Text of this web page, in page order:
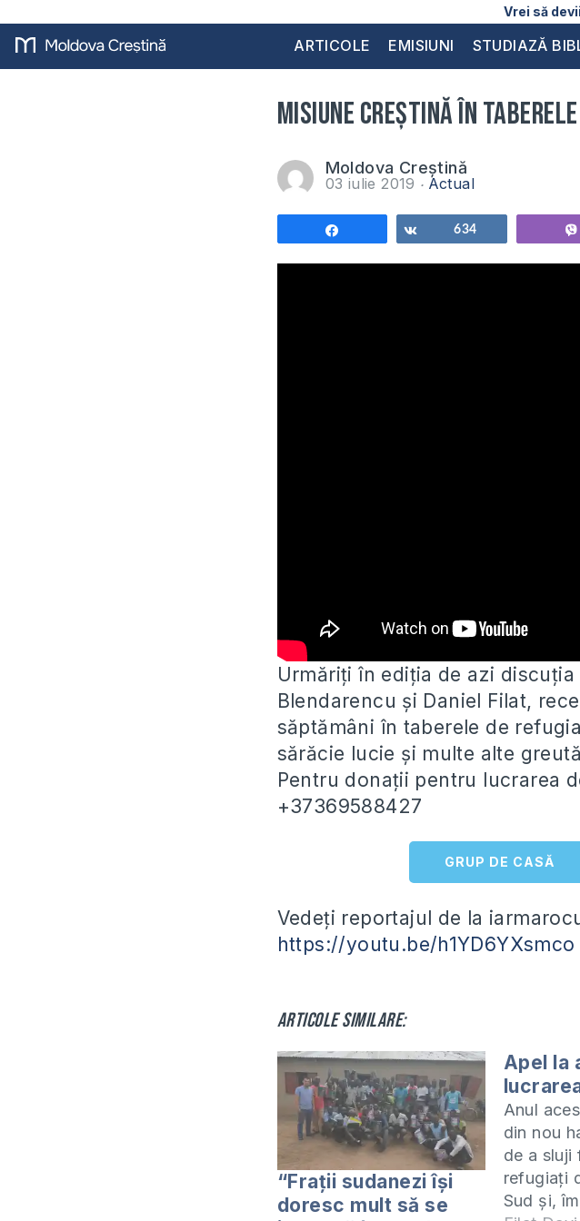
Vrei să
ARTICOLE EMISIUNI STUDIAZĂ
Misiune creștină în
Moldova Creștină
03 iulie 2019 Actual
Share634
Urmăriți în ediția de azi
Blendarencu și Daniel Filat,
săptămâni în taberele de
sărăcie lucie și multe alte
Pentru donații pentru lucrarea
+37369588427
GRUP DE CASĂ
Vedeți reportajul de la
https://youtu.be/h1YD6YXsmco
Articole similare:
“Frații sudanezi își
doresc mult să se
Apel la
Anul
din nou
de a sluji
refugiați
Sud și,